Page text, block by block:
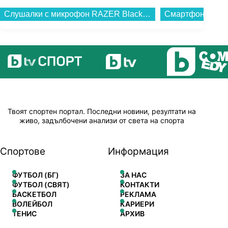
Смартфон Samsung GALAXY A27 5G 256/8 BLUE SM-A276BZBC , 256 GB, 8 GB...
Твоят спортен портал. Последни новини, резултати на
живо, задълбочени анализи от света на спорта
Спортове
ФУТБОЛ (БГ)
ФУТБОЛ (СВЯТ)
БАСКЕТБОЛ
ВОЛЕЙБОЛ
ТЕНИС
Информация
ЗА НАС
КОНТАКТИ
РЕКЛАМА
КАРИЕРИ
АРХИВ